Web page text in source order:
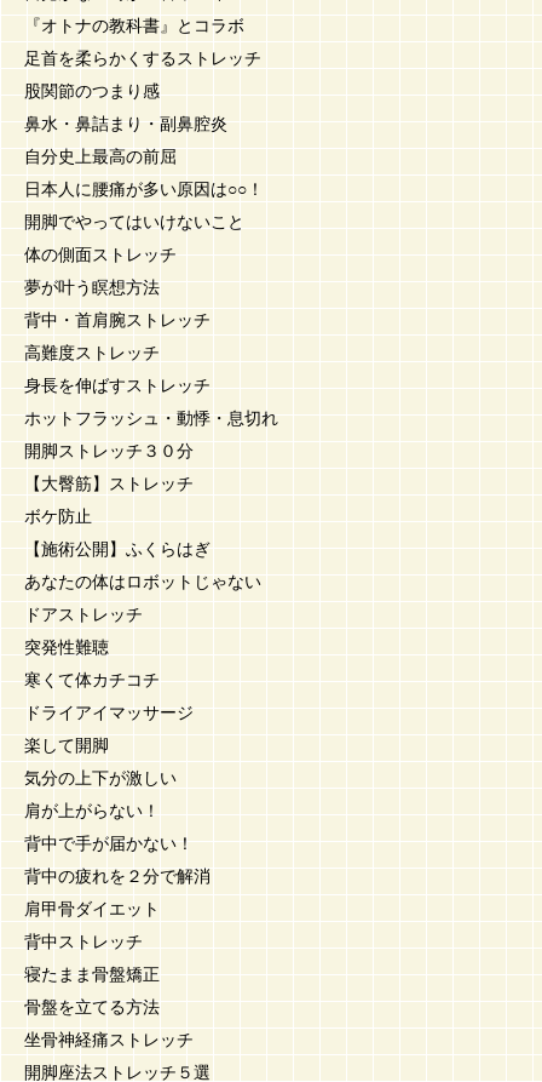
『オトナの教科書』とコラボ
足首を柔らかくするストレッチ
股関節のつまり感
鼻水・鼻詰まり・副鼻腔炎
自分史上最高の前屈
日本人に腰痛が多い原因は○○！
開脚でやってはいけないこと
体の側面ストレッチ
夢が叶う瞑想方法
背中・首肩腕ストレッチ
高難度ストレッチ
身長を伸ばすストレッチ
ホットフラッシュ・動悸・息切れ
開脚ストレッチ３０分
【大臀筋】ストレッチ
ボケ防止
【施術公開】ふくらはぎ
あなたの体はロボットじゃない
ドアストレッチ
突発性難聴
寒くて体カチコチ
ドライアイマッサージ
楽して開脚
気分の上下が激しい
肩が上がらない！
背中で手が届かない！
背中の疲れを２分で解消
肩甲骨ダイエット
背中ストレッチ
寝たまま骨盤矯正
骨盤を立てる方法
坐骨神経痛ストレッチ
開脚座法ストレッチ５選